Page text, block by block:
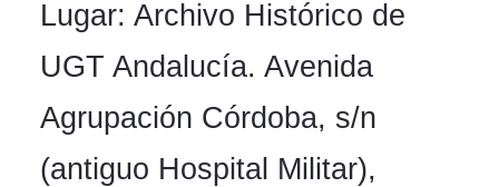
Lugar: Archivo Histórico de
UGT Andalucía. Avenida
Agrupación Córdoba, s/n
(antiguo Hospital Militar),